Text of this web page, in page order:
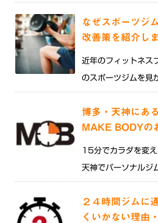
なぜスポーツジ
改善策を紹介し
近年のフィットネス
のスポーツジムを見
博多・天神にあ
MAKE BODYの
15分でカラダを変
天神でパーソナルジ
２４時間ジムに
くいかない理由